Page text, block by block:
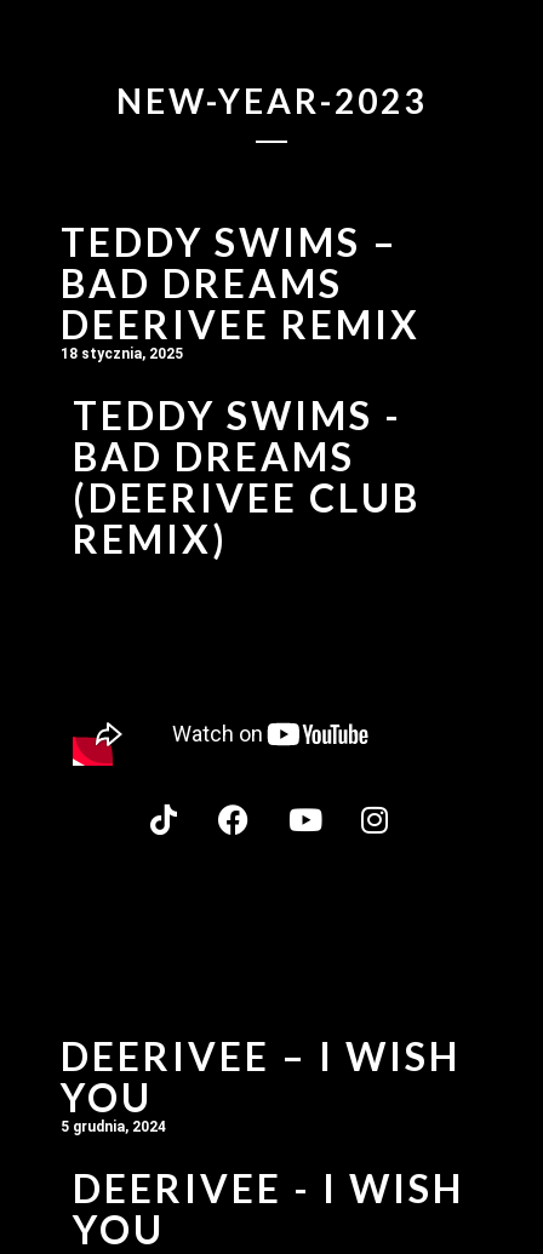
NEW-YEAR-2023
TEDDY SWIMS –
BAD DREAMS
DEERIVEE REMIX
18 stycznia, 2025
TEDDY SWIMS -
BAD DREAMS
(DEERIVEE CLUB
REMIX)
DEERIVEE – I WISH
YOU
5 grudnia, 2024
DEERIVEE - I WISH
YOU